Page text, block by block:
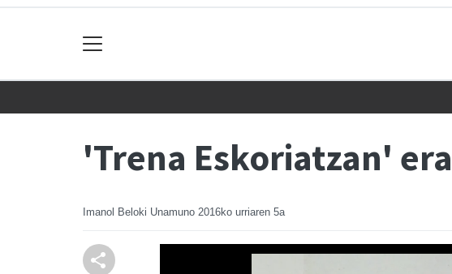
'Trena Eskoriatzan'
Imanol Beloki Unamuno 2016ko urriaren 5a